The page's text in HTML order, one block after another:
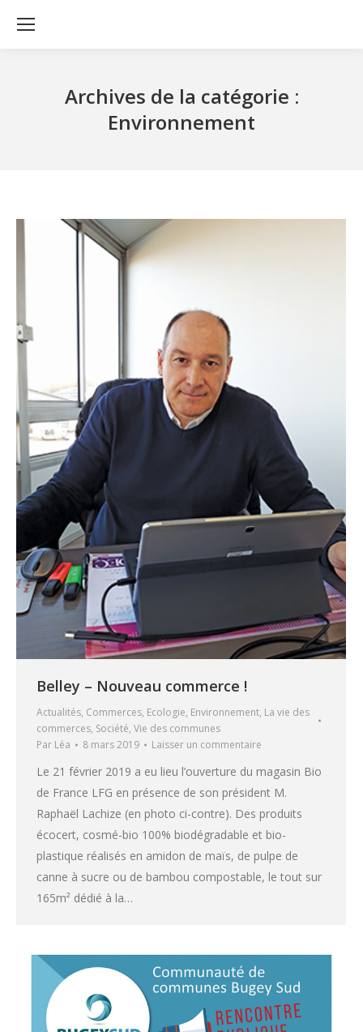
Archives de la catégorie :
Environnement
Belley – Nouveau commerce !
Actualités, Commerces, Ecologie, Environnement, La vie des
commerces, Société, Vie des communes
Par Léa 8 mars 2019 Laisser un commentaire
Le 21 février 2019 a eu lieu l’ouverture du magasin Bio
de France LFG en présence de son président M.
Raphaël Lachize (en photo ci-contre). Des produits
écocert, cosmé-bio 100% biodégradable et bio-
plastique réalisés en amidon de maïs, de pulpe de
canne à sucre ou de bambou compostable, le tout sur
165m² dédié à la…